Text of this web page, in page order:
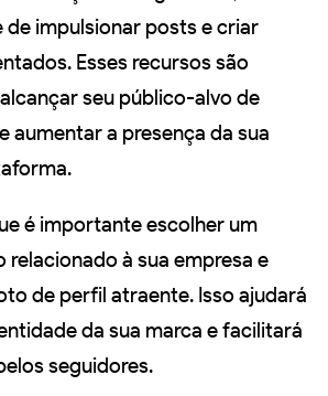
de impulsionar posts e criar
Esses recursos são
seu público-alvo de
aumentar a presença da sua
é importante escolher um
relacionado à sua empresa e
de perfil atraente. Isso ajudará
da sua marca e facilitará
seguidores.